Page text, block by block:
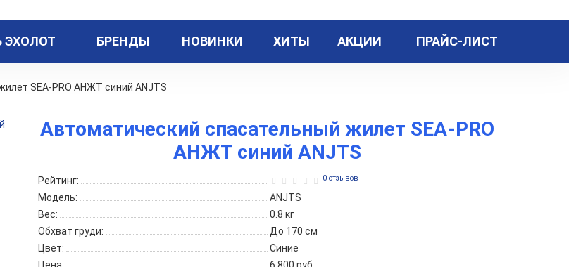
ЭХОЛОТ БРЕНДЫ НОВИНКИ ХИТЫ АКЦИИ ПРАЙС-ЛИСТ
SEA-PRO АНЖТ синий ANJTS
Автоматический спасательный жилет SEA-PRO
АНЖТ синий ANJTS
Рейтинг: 0 отзывов
Модель:
ANJTS
Вес:
0.8 кг
Обхват груди:
До 170 см
Цвет:
Синие